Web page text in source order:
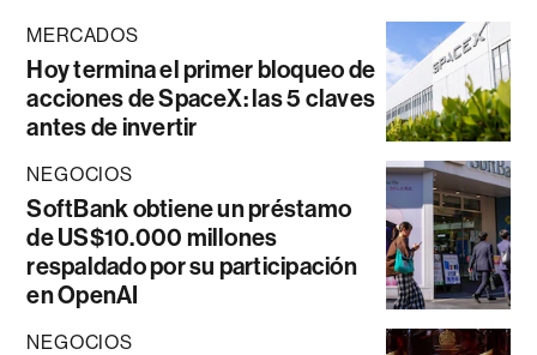
MERCADOS
Hoy termina el primer bloqueo de
acciones de SpaceX: las 5 claves
antes de invertir
NEGOCIOS
SoftBank obtiene un préstamo
de US$10.000 millones
respaldado por su participación
en OpenAI
NEGOCIOS